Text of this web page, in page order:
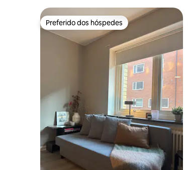
Preferido dos hóspedes
Preferido dos hóspedes